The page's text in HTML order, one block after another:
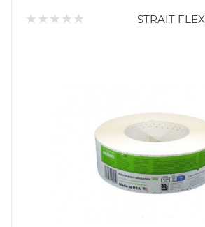
STRAIT FLEX